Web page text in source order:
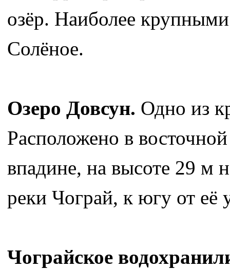
озёр. Наиболее
Солёное.
Озеро Довсун. Одно из
Расположено в
впадине, на высоте 29 м
реки Чограй, к югу от её
Чограйское